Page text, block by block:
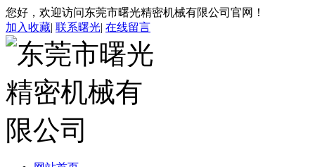
您好，欢迎访问东莞市曙光精密机械有限公司官网！
加入收藏| 联系曙光| 在线留言